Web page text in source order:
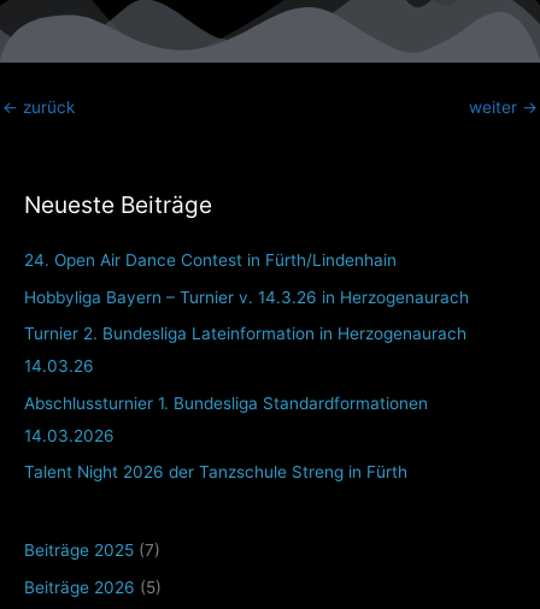
Neueste Beiträge
24. Open Air Dance Contest in Fürth/Lindenhain
Hobbyliga Bayern – Turnier v. 14.3.26 in Herzogenaurach
Turnier 2. Bundesliga Lateinformation in Herzogenaurach
14.03.26
Abschlussturnier 1. Bundesliga Standardformationen
14.03.2026
Talent Night 2026 der Tanzschule Streng in Fürth
Beiträge 2025 (7)
Beiträge 2026 (5)
← zurück weiter →